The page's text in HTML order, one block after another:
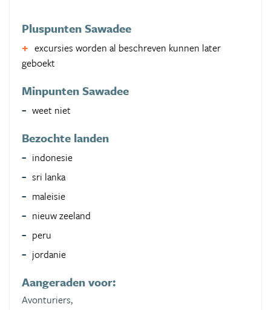
Pluspunten Sawadee
excursies worden al beschreven kunnen later
geboekt
Minpunten Sawadee
weet niet
Bezochte landen
indonesie
sri lanka
maleisie
nieuw zeeland
peru
jordanie
Aangeraden voor:
Avonturiers,